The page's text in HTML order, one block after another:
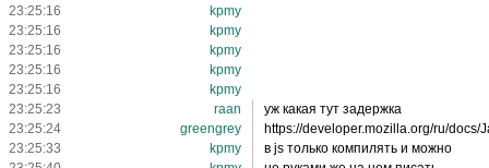
23:25:16
kpmy
23:25:16
kpmy
23:25:16
kpmy
23:25:16
kpmy
23:25:16
kpmy
23:25:23
raan
уж какая тут задержка
23:25:24
greengrey
https://developer.mozilla.org/ru/docs/
23:25:33
kpmy
в js только компилять и можно